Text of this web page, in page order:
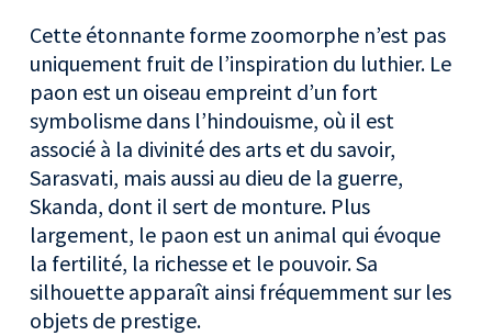
Cette étonnante forme zoomorphe n’est pas
uniquement fruit de l’inspiration du luthier. Le
paon est un oiseau empreint d’un fort
symbolisme dans l’hindouisme, où il est
associé à la divinité des arts et du savoir,
Sarasvati, mais aussi au dieu de la guerre,
Skanda, dont il sert de monture. Plus
largement, le paon est un animal qui évoque
la fertilité, la richesse et le pouvoir. Sa
silhouette apparaît ainsi fréquemment sur les
objets de prestige.